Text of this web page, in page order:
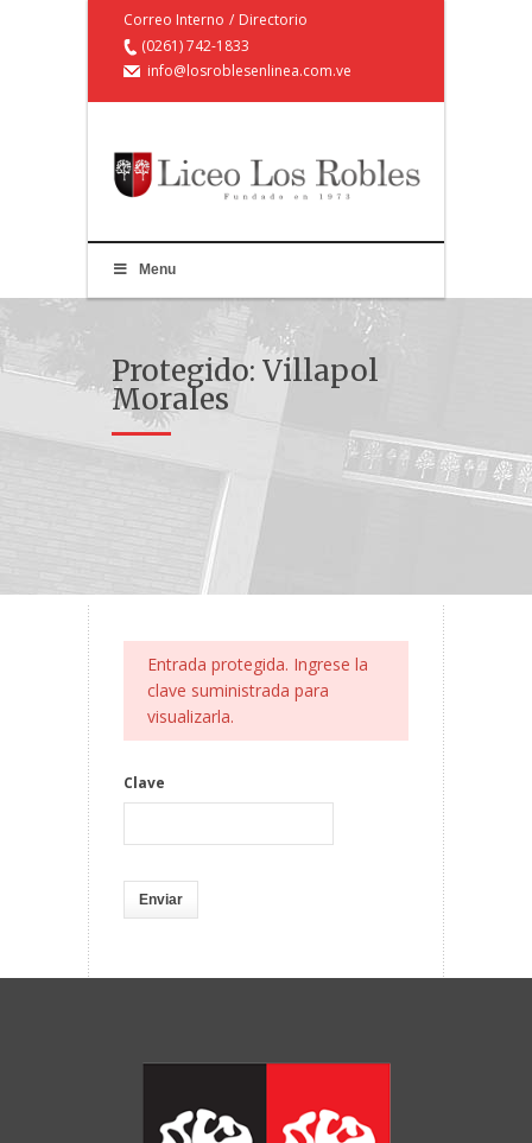
Correo Interno / Directorio
(0261) 742-1833
info@losroblesenlinea.com.ve
Menu
Protegido: Villapol
Morales
Entrada protegida. Ingrese la
clave suministrada para
visualizarla.
Clave